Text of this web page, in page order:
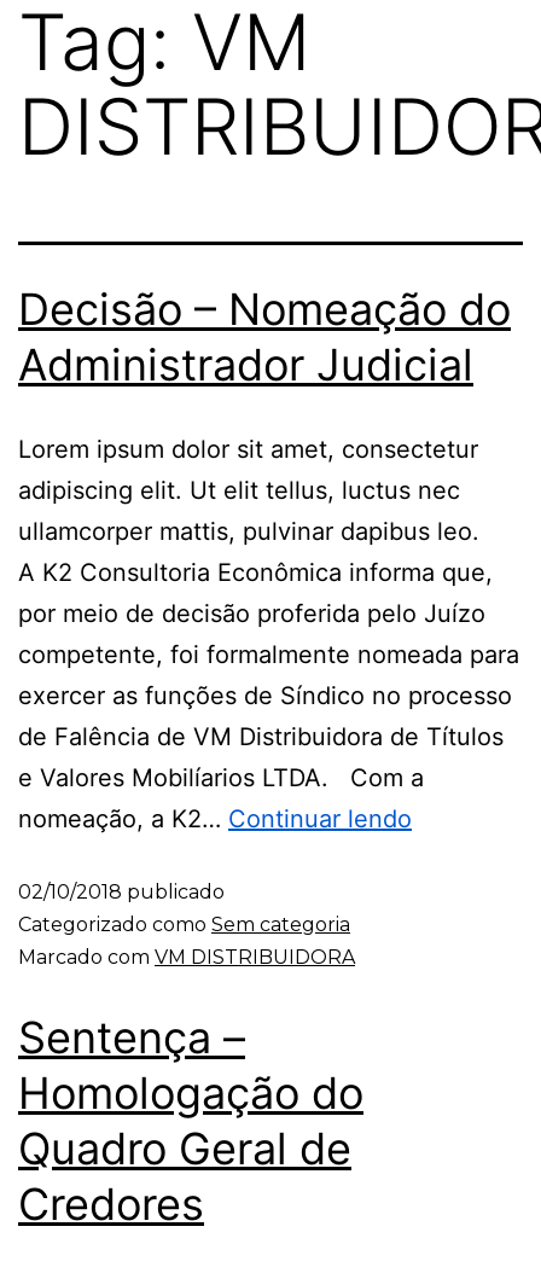
Tag: VM
Decisão – Nomeação do
Administrador Judicial
Lorem ipsum dolor sit amet, consectetur
adipiscing elit. Ut elit tellus, luctus nec
ullamcorper mattis, pulvinar dapibus leo.
A K2 Consultoria Econômica informa que,
por meio de decisão proferida pelo Juízo
competente, foi formalmente nomeada para
exercer as funções de Síndico no processo
de Falência de VM Distribuidora de Títulos
e Valores Mobilíarios LTDA. Com a
nomeação, a K2… Continuar lendo
02/10/2018 publicado
Categorizado como Sem categoria
Marcado com VM DISTRIBUIDORA
Sentença –
Homologação do
Quadro Geral de
Credores